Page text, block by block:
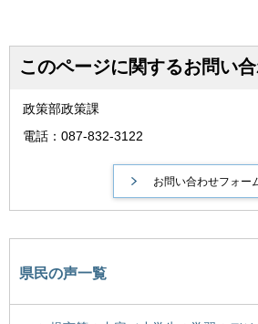
このページに関するお問い
政策部政策課
電話：087-832-3122
県民の声一覧